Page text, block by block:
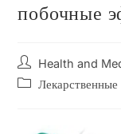
побочные
Автор
записи:
Health and
Рубрика